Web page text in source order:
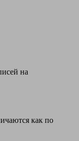
на
как по